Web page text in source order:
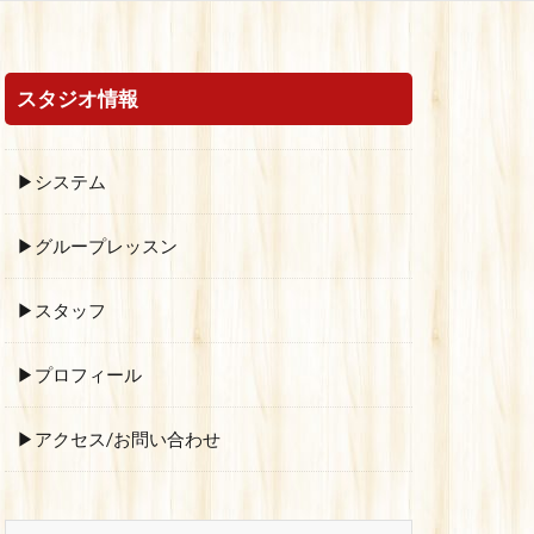
スタジオ情報
▶システム
▶グループレッスン
▶スタッフ
▶プロフィール
▶アクセス/お問い合わせ